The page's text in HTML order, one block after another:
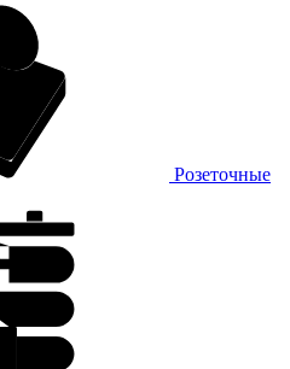
Розеточные